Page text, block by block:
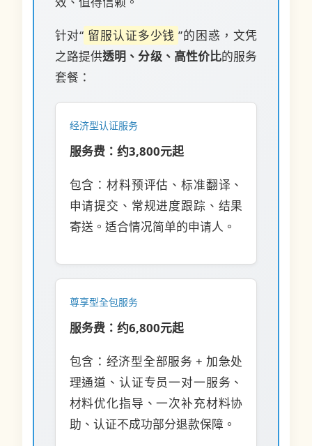
针对“ 留服认证多少钱 ”的困惑，文凭
之路提供透明、分级、高性价比的服务
套餐：
经济型认证服务
服务费：约3,800元起
包含：材料预评估、标准翻译、
申请提交、常规进度跟踪、结果
寄送。适合情况简单的申请人。
尊享型全包服务
服务费：约6,800元起
包含：经济型全部服务 + 加急处
理通道、认证专员一对一服务、
材料优化指导、一次补充材料协
助、认证不成功部分退款保障。